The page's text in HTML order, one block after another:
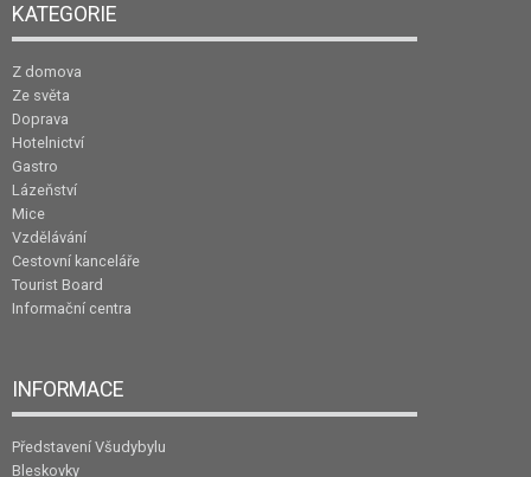
KATEGORIE
Z domova
Ze světa
Doprava
Hotelnictví
Gastro
Lázeňství
Mice
Vzdělávání
Cestovní kanceláře
Tourist Board
Informační centra
INFORMACE
Představení Všudybylu
Bleskovky